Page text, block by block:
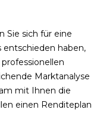
Sie sich für eine
haben,
Marktanalyse
mit Ihnen die
einen Renditeplan